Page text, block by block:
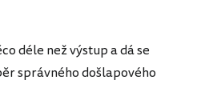
déle než výstup a dá se
správného došlapového